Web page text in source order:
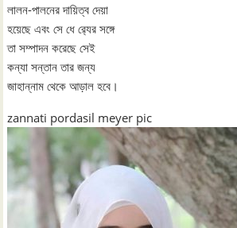
লালন-পালনের দায়িত্ব দেয়া
হয়েছে এবং সে ধে র‌্যের সঙ্গে
তা সম্পাদন করেছে সেই
কন্যা সন্তান তার জন্য
জাহান্নাম থেকে আড়াল হবে।
zannati pordasil meyer pic